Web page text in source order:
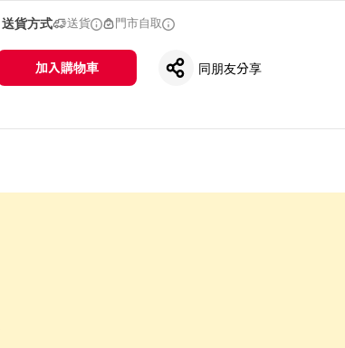
送貨方式 送貨 門市自取
加入購物車 同朋友分享